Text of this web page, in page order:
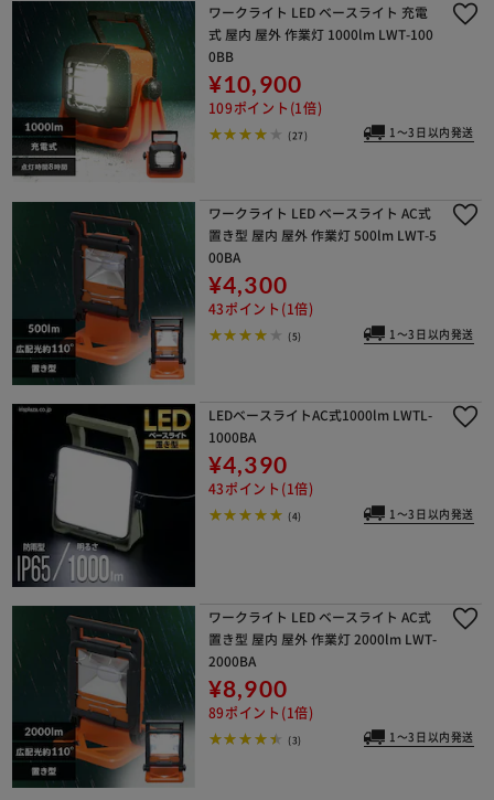
ワークライト LED ベースライト 充電
式 屋内 屋外 作業灯 1000lm LWT-100
0BB
¥10,900
109ポイント(1倍)
(27) 1～3日以内発送
ワークライト LED ベースライト AC式
置き型 屋内 屋外 作業灯 500lm LWT-5
00BA
¥4,300
43ポイント(1倍)
(5) 1～3日以内発送
LEDベースライトAC式1000lm LWTL-
1000BA
¥4,390
43ポイント(1倍)
(4) 1～3日以内発送
ワークライト LED ベースライト AC式
置き型 屋内 屋外 作業灯 2000lm LWT-
2000BA
¥8,900
89ポイント(1倍)
(3) 1～3日以内発送